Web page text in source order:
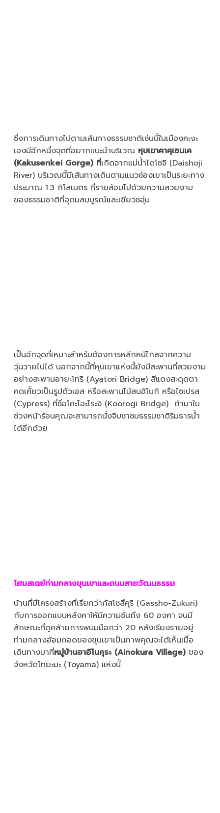
ซึ่งการเดินทางไปตามเส้นทางธรรมชาติเช่นนี้ในเมืองคะงะ
เองมีอีกหนึ่งจุดที่อยากแนะนำบริเวณ หุบเขาคาคุเซนเค
(Kakusenkei Gorge) ที่เกิดจากแม่น้ำไดโชจิ (Daishoji
River) บริเวณนี้มีเส้นทางเดินตามแนวช่องเขาเป็นระยะทาง
ประมาณ 1.3 กิโลเมตร ที่รายล้อมไปด้วยความสวยงาม
ของธรรมชาติที่อุดมสมบูรณ์และเขียวชอุ่ม
เป็นอีกจุดที่เหมาะสำหรับต้องการหลีกหนีไกลจากความ
วุ่นวายไปได้ นอกจากนี้ที่หุบเขาแห่งนี้ยังมีสะพานที่สวยงาม
อย่างสะพานอายะโทริ (Ayatori Bridge) สีแดงสะดุดตา
คดเคี้ยวเป็นรูปตัวเอส หรือสะพานไม้สนฮิโนกิ หรือไซเปรส
(Cypress) ที่ชื่อโคะโอะโระงิ (Koorogi Bridge) ถ้ามาใน
ช่วงหน้าร้อนคุณจะสามารถนั่งจิบชาชมธรรมชาติริมธารน้ำ
ได้อีกด้วย
โฮมสเตย์ท่ามกลางขุนเขาและถนนสายวัฒนธรรม
บ้านที่มีโครงสร้างที่เรียกว่ากัสโชสึคุริ (Gassho-Zukuri)
กับการออกแบบหลังคาให้มีความชันถึง 60 องศา จนมี
ลักษณะที่ดูคล้ายการพนมมือกว่า 20 หลังเรียงรายอยู่
ท่ามกลางอ้อมกอดของขุนเขาเป็นภาพคุณจะได้เห็นเมื่อ
เดินทางมาที่หมู่บ้านอาอิโนคุระ (Ainokura Village) ของ
จังหวัดโทยะมะ (Toyama) แห่งนี้